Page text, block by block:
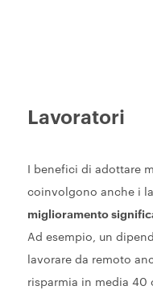
Lavoratori
I benefici di adottare
coinvolgono anche i
miglioramento
Ad esempio, un
lavorare da remoto
risparmia in media 40